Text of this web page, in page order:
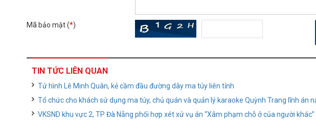
Mã bảo mật (*)
TIN TỨC LIÊN QUAN
Tử hình Lê Minh Quân, kẻ cầm đầu đường dây ma túy liên tỉnh
Tổ chức cho khách sử dụng ma túy, chủ quán và quản lý karaoke Quỳnh Trang lĩnh án
VKSND khu vực 2, TP Đà Nẵng phối hợp xét xử vụ án “Xâm phạm chỗ ở của người khác”